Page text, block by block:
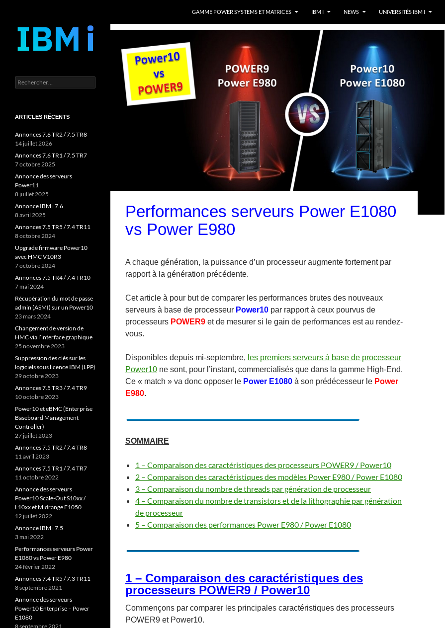
contenu
GAMME POWER SYSTEMS ET MATRICES IBM I NEWS UNIVERSITÉS IBM I
Performances serveurs Power E1080
vs Power E980
A chaque génération, la puissance d’un processeur augmente fortement par
rapport à la génération précédente.
Cet article à pour but de comparer les performances brutes des nouveaux
serveurs à base de processeur Power10 par rapport à ceux pourvus de
processeurs POWER9 et de mesurer si le gain de performances est au rendez-
vous.
Disponibles depuis mi-septembre, les premiers serveurs à base de processeur
Power10 ne sont, pour l’instant, commercialisés que dans la gamme High-End.
Ce « match » va donc opposer le Power E1080 à son prédécesseur le Power
E980.
SOMMAIRE
1 – Comparaison des caractéristiques des processeurs POWER9 / Power10
2 – Comparaison des caractéristiques des modèles Power E980 / Power E1080
3 – Comparaison du nombre de threads par génération de processeur
4 – Comparaison du nombre de transistors et de la lithographie par génération
de processeur
5 – Comparaison des performances Power E980 / Power E1080
1 – Comparaison des caractéristiques des
processeurs POWER9 / Power10
Commençons par comparer les principales caractéristiques des processeurs
POWER9 et Power10.
Rechercher :
ARTICLES RÉCENTS
Annonces 7.6 TR2 / 7.5 TR8
14 juillet 2026
Annonces 7.6 TR1 / 7.5 TR7
7 octobre 2025
Annonce des serveurs
Power11
8 juillet 2025
Annonce IBM i 7.6
8 avril 2025
Annonces 7.5 TR5 / 7.4 TR11
8 octobre 2024
Upgrade firmware Power10
avec HMC V10R3
7 octobre 2024
Annonces 7.5 TR4 / 7.4 TR10
7 mai 2024
Récupération du mot de passe
admin (ASMI) sur un Power10
23 mars 2024
Changement de version de
HMC via l’interface graphique
25 novembre 2023
Suppression des clés sur les
logiciels sous licence IBM (LPP)
29 octobre 2023
Annonces 7.5 TR3 / 7.4 TR9
10 octobre 2023
Power10 et eBMC (Enterprise
Baseboard Management
Controller)
27 juillet 2023
Annonces 7.5 TR2 / 7.4 TR8
11 avril 2023
Annonces 7.5 TR1 / 7.4 TR7
11 octobre 2022
Annonce des serveurs
Power10 Scale-Out S10xx /
L10xx et Midrange E1050
12 juillet 2022
Annonce IBM i 7.5
3 mai 2022
Performances serveurs Power
E1080 vs Power E980
24 février 2022
Annonces 7.4 TR5 / 7.3 TR11
8 septembre 2021
Annonce des serveurs
Power10 Enterprise – Power
E1080
8 septembre 2021